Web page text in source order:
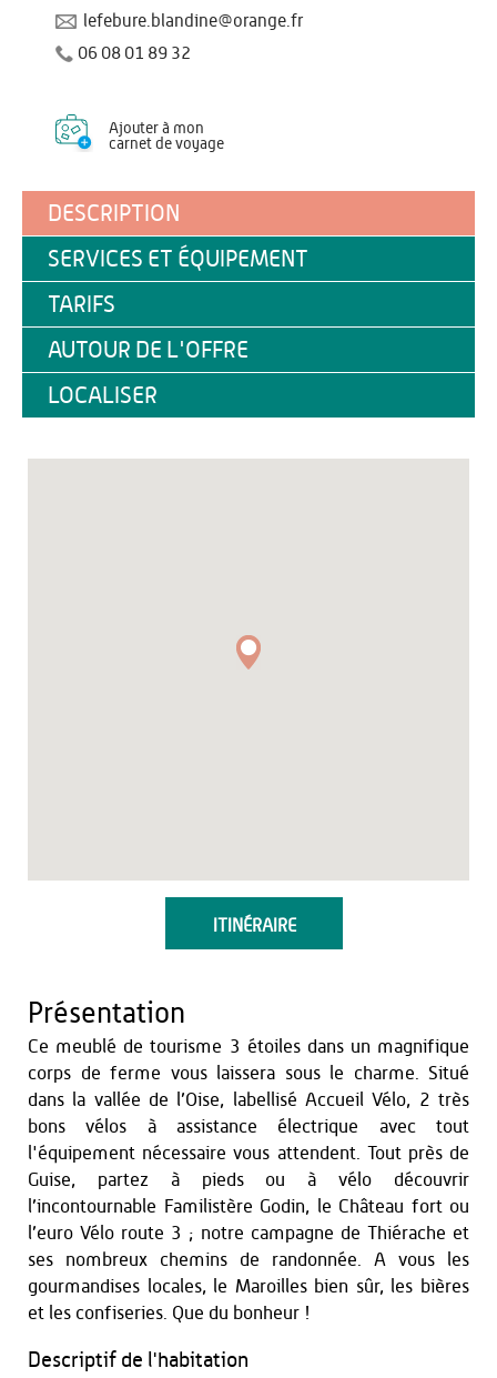
lefebure.blandine@orange.fr
06 08 01 89 32
Ajouter à mon
carnet de voyage
DESCRIPTION
SERVICES ET ÉQUIPEMENT
TARIFS
AUTOUR DE L'OFFRE
LOCALISER
ITINÉRAIRE
Présentation
Ce meublé de tourisme 3 étoiles dans un magnifique
corps de ferme vous laissera sous le charme. Situé
dans la vallée de l’Oise, labellisé Accueil Vélo, 2 très
bons vélos à assistance électrique avec tout
l'équipement nécessaire vous attendent. Tout près de
Guise, partez à pieds ou à vélo découvrir
l’incontournable Familistère Godin, le Château fort ou
l’euro Vélo route 3 ; notre campagne de Thiérache et
ses nombreux chemins de randonnée. A vous les
gourmandises locales, le Maroilles bien sûr, les bières
et les confiseries. Que du bonheur !
Descriptif de l'habitation